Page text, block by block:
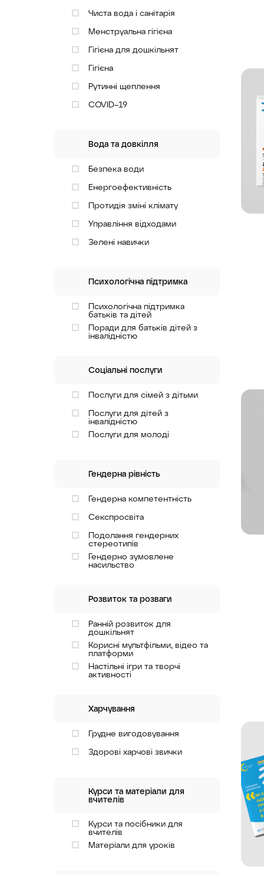
Чиста вода і санітарія
Менструальна гігієна
Гігієна для дошкільнят
Гігієна
Рутинні щеплення
COVID–19
Вода та довкілля
Безпека води
Енергоефективність
Протидія зміні клімату
Управління відходами
Зелені навички
Психологічна підтримка
Психологічна підтримка
батьків та дітей
Поради для батьків дітей з
інвалідністю
Соціальні послуги
Послуги для сімей з дітьми
Послуги для дітей з
інвалідністю
Послуги для молоді
Гендерна рівність
Гендерна компетентність
Секспросвіта
Подолання гендерних
стереотипів
Гендерно зумовлене
насильство
Розвиток та розваги
Ранній розвиток для
дошкільнят
Корисні мультфільми, відео та
платформи
Настільні ігри та творчі
активності
Харчування
Грудне вигодовування
Здорові харчові звички
Курси та матеріали для
вчителів
Курси та посібники для
вчителів
Матеріали для уроків